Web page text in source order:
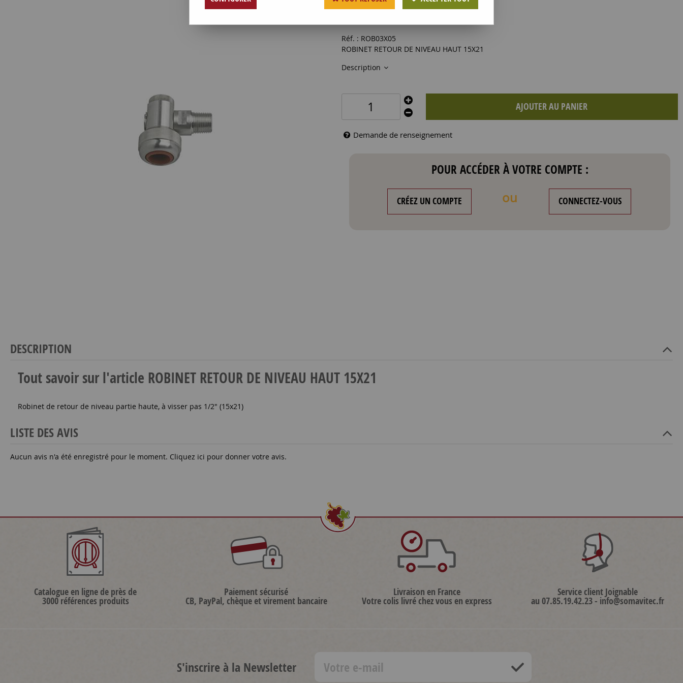
40,99€HT
Réf. : ROB03X05
ROBINET RETOUR DE NIVEAU HAUT 15X21
Description
AJOUTER AU PANIER
Demande de renseignement
POUR ACCÉDER À VOTRE COMPTE :
CRÉEZ UN COMPTE ou CONNECTEZ-VOUS
DESCRIPTION
Tout savoir sur l'article ROBINET RETOUR DE NIVEAU HAUT 15X21
Robinet de retour de niveau partie haute, à visser pas 1/2" (15x21)
LISTE DES AVIS
Aucun avis n'a été enregistré pour le moment. Cliquez ici pour donner votre avis.
Catalogue en ligne de près de
3000 références produits
Paiement sécurisé
CB, PayPal, chèque et virement bancaire
Livraison en France
Votre colis livré chez vous en express
Service client Joignable
au 07.85.19.42.23 - info@somavitec.fr
S'inscrire à la Newsletter